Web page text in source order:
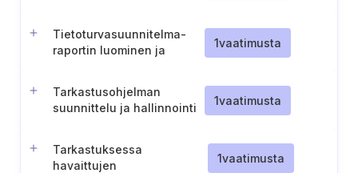
Tietoturvasuunnitelma-
raportin luominen ja
1vaatimusta
Tarkastusohjelman
suunnittelu ja hallinnointi
1vaatimusta
Tarkastuksessa
havaittujen
1vaatimusta